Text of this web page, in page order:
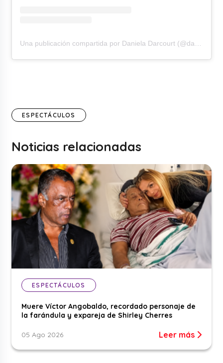
ESPECTÁCULOS
Noticias relacionadas
ESPECTÁCULOS
Muere Víctor Angobaldo, recordado personaje de
la farándula y expareja de Shirley Cherres
05 Ago 2026 Leer más